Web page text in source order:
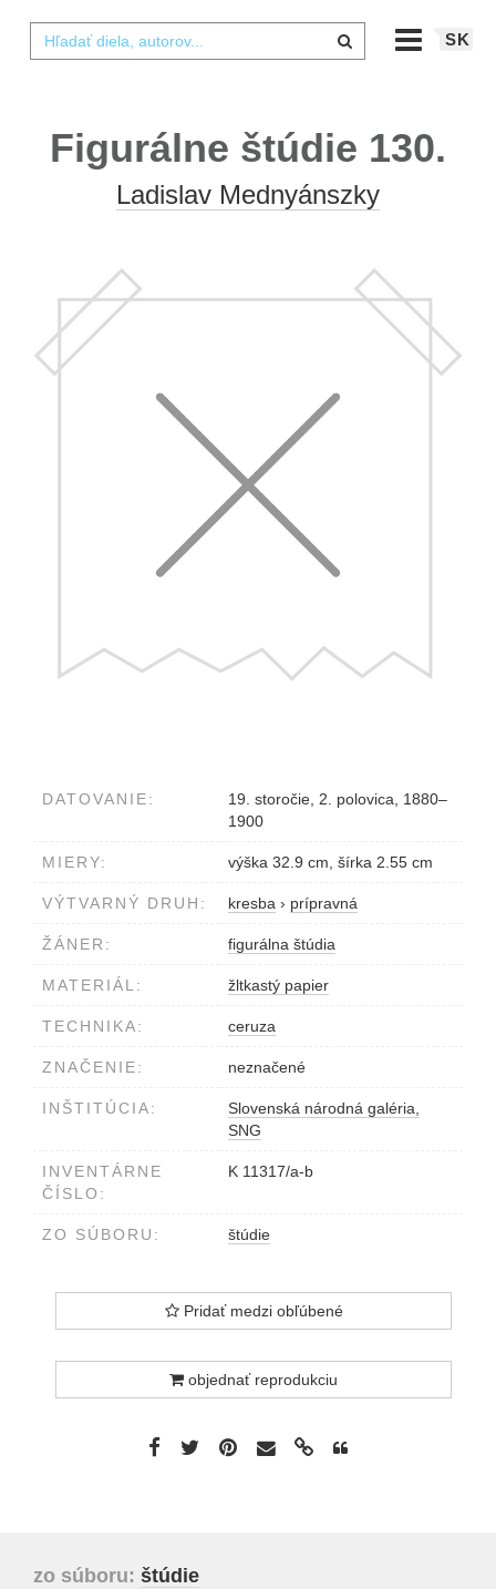
SK
Figurálne štúdie 130.
Ladislav Mednyánszky
DATOVANIE:
19. storočie, 2. polovica, 1880–
1900
MIERY: výška 32.9 cm, šírka 2.55 cm
VÝTVARNÝ DRUH: kresba › prípravná
ŽÁNER: figurálna štúdia
MATERIÁL: žltkastý papier
TECHNIKA: ceruza
ZNAČENIE: neznačené
INŠTITÚCIA:
Slovenská národná galéria,
SNG
INVENTÁRNE
ČÍSLO:
K 11317/a-b
ZO SÚBORU: štúdie
Pridať medzi obľúbené
objednať reprodukciu
zo súboru: štúdie